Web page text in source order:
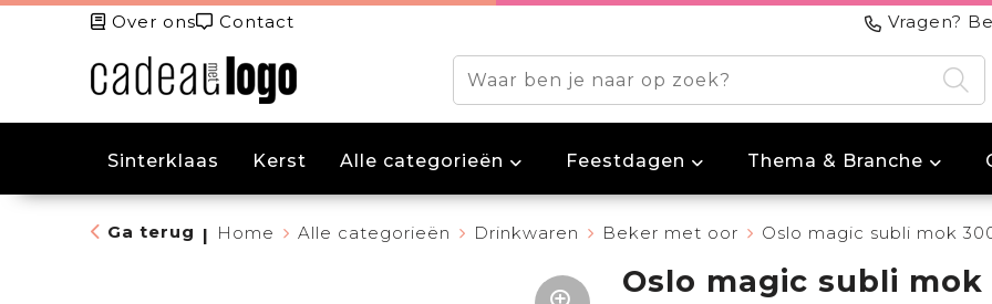
Over ons Contact Vragen?
Sinterklaas Kerst Alle categorieën Feestdagen Thema & Branche
Ga terug | Home Alle categorieën Drinkwaren Beker met oor Oslo magic subli mok
Oslo magic subli mok